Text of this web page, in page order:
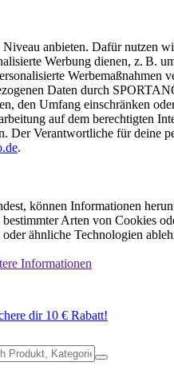
anbieten. Dafür nutzen
Werbung dienen, z. B.
Daten durch
den Umfang einschränken
auf dem berechtigten
Der Verantwortliche für deine
.
können Informationen
Arten von Cookies
ähnliche Technologien
Informationen
dir 10 € Rabatt!